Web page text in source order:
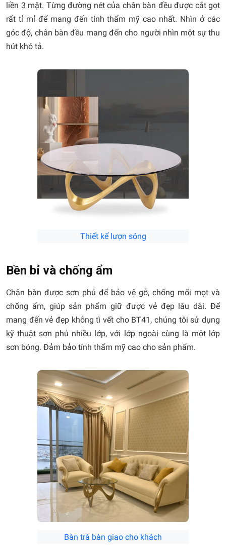
liền 3 mặt. Từng đường nét của chân bàn đều được cắt gọt
rất tỉ mỉ để mang đến tính thẩm mỹ cao nhất. Nhìn ở các
góc độ, chân bàn đều mang đến cho người nhìn một sự thu
hút khó tả.
Thiết kế lượn sóng
Bền bỉ và chống ẩm
Chân bàn được sơn phủ để bảo vệ gỗ, chống mối mọt và
chống ẩm, giúp sản phẩm giữ được vẻ đẹp lâu dài. Để
mang đến vẻ đẹp không tì vết cho BT41, chúng tôi sử dụng
kỹ thuật sơn phủ nhiều lớp, với lớp ngoài cùng là một lớp
sơn bóng. Đảm bảo tính thẩm mỹ cao cho sản phẩm.
Bàn trà bàn giao cho khách